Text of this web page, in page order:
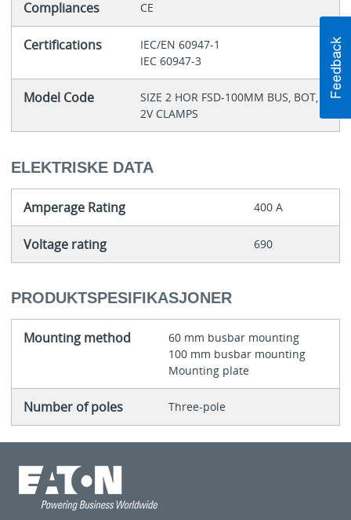
Compliances CE
Certifications
IEC/EN 60947-1
IEC 60947-3
Model Code
SIZE 2 HOR FSD-100MM BUS, BOT,
2V CLAMPS
ELEKTRISKE DATA
Amperage Rating 400 A
Voltage rating 690
PRODUKTSPESIFIKASJONER
Mounting method
60 mm busbar mounting
100 mm busbar mounting
Mounting plate
Number of poles Three-pole